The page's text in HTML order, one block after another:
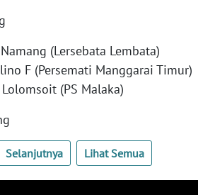
(Lersebata Lembata)
F (Persemati Manggarai Timur)
(PS Malaka)
Selanjutnya Lihat Semua